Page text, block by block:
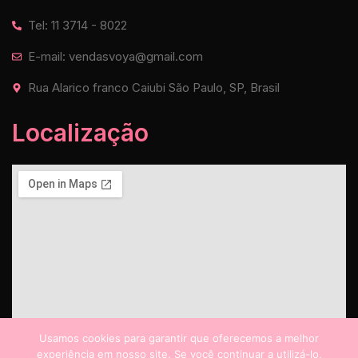
Tel: 11 3714 - 8022
E-mail: vendasvoya@gmail.com
Rua Alarico franco Caiubi São Paulo, SP, Brasil
Localização
Usamos cookies para garantir que oferecemos a melhor
experiência em nosso site. Se você continuar a utilizá-lo,